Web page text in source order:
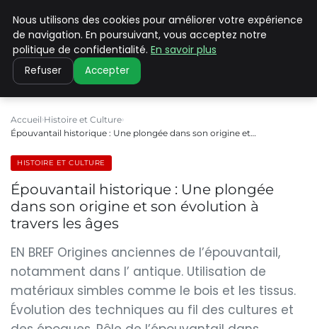
PILAT PATRIMOINES
Accueil Histoire et Culture
Épouvantail historique : Une plongée dans son origine et…
HISTOIRE ET CULTURE
Épouvantail historique : Une plongée
dans son origine et son évolution à
travers les âges
EN BREF Origines anciennes de l’épouvantail,
notamment dans l’ antique. Utilisation de
matériaux simbles comme le bois et les tissus.
Évolution des techniques au fil des cultures et
Nous utilisons des cookies pour améliorer votre expérience
de navigation. En poursuivant, vous acceptez notre
politique de confidentialité. En savoir plus
Refuser Accepter